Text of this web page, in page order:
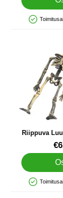
Saatavuus:
Riippuva
Tuote.nro 85318
Saatavuus: